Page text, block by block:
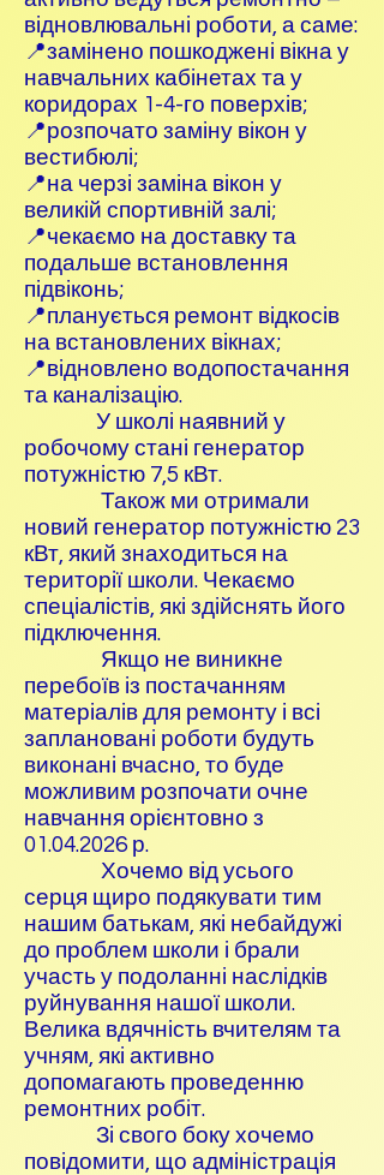
відновлювальні роботи, а саме:
📍замінено пошкоджені вікна у
навчальних кабінетах та у
коридорах 1-4-го поверхів;
📍розпочато заміну вікон у
вестибюлі;
📍на черзі заміна вікон у
великій спортивній залі;
📍чекаємо на доставку та
подальше встановлення
підвіконь;
📍планується ремонт відкосів
на встановлених вікнах;
📍відновлено водопостачання
та каналізацію.
У школі наявний у
робочому стані генератор
потужністю 7,5 кВт.
Також ми отримали
новий генератор потужністю 23
кВт, який знаходиться на
території школи. Чекаємо
спеціалістів, які здійснять його
підключення.
Якщо не виникне
перебоїв із постачанням
матеріалів для ремонту і всі
заплановані роботи будуть
виконані вчасно, то буде
можливим розпочати очне
навчання орієнтовно з
01.04.2026 р.
Хочемо від усього
серця щиро подякувати тим
нашим батькам, які небайдужі
до проблем школи і брали
участь у подоланні наслідків
руйнування нашої школи.
Велика вдячність вчителям та
учням, які активно
допомагають проведенню
ремонтних робіт.
Зі свого боку хочемо
повідомити, що адміністрація